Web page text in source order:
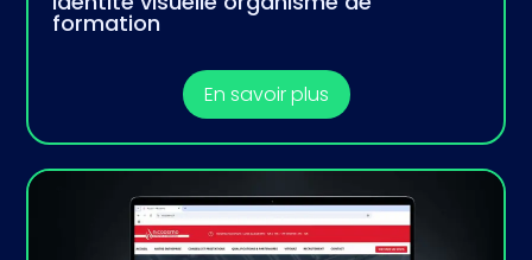
formation
En savoir plus